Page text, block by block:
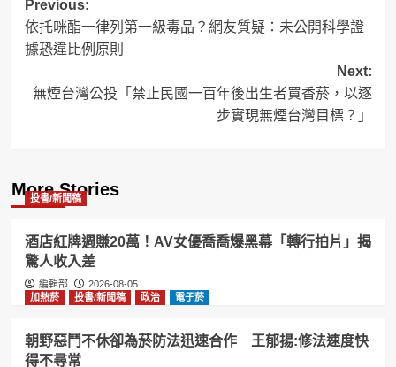
Post
navigation
Previous:
依托咪酯一律列第一級毒品？網友質疑：未公開科學證
據恐違比例原則
Next:
無煙台灣公投「禁止民國一百年後出生者買香菸，以逐
步實現無煙台灣目標？」
More Stories
投書/新聞稿
酒店紅牌週賺20萬！AV女優喬喬爆黑幕「轉行拍片」揭
驚人收入差
編輯部
2026-08-05
加熱菸
投書/新聞稿 政治 電子菸
朝野惡鬥不休卻為菸防法迅速合作 王郁揚:修法速度快
得不尋常